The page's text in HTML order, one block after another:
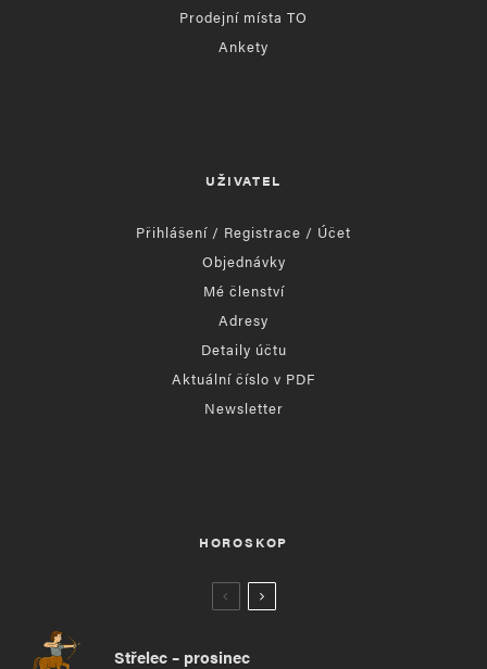
Prodejní místa TO
Ankety
UŽIVATEL
Přihlášení / Registrace / Účet
Objednávky
Mé členství
Adresy
Detaily účtu
Aktuální číslo v PDF
Newsletter
HOROSKOP
Střelec – prosinec